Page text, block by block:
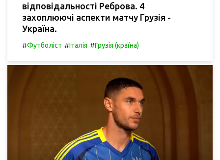
відповідальності Реброва. 4
захоплюючі аспекти матчу Грузія -
Україна.
#Футболіст #Італія #Грузія (країна)